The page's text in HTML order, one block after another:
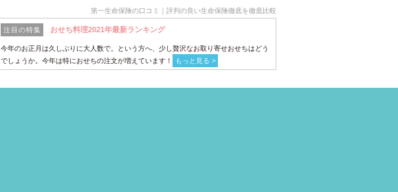
第一生命保険の口コミ｜評判の良い生命保険徹底を徹底比較
注目の特集 おせち料理2021年最新ランキング
今年のお正月は久しぶりに大人数で。という方へ、少し贅沢なお取り寄せおせちはどう
でしょうか。今年は特におせちの注文が増えています！
もっと見る >